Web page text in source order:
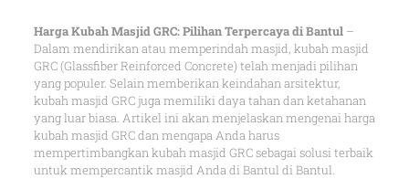
Harga Kubah Masjid GRC: Pilihan Terpercaya di Bantul–
Dalam mendirikan atau memperindah masjid, kubah masjid
GRC (Glassfiber Reinforced Concrete) telah menjadi pilihan
yang populer. Selain memberikan keindahan arsitektur,
kubah masjid GRC juga memiliki daya tahan dan ketahanan
yang luar biasa. Artikel ini akan menjelaskan mengenai harga
kubah masjid GRC dan mengapa Anda harus
mempertimbangkan kubah masjid GRC sebagai solusi terbaik
untuk mempercantik masjid Anda di Bantul di Bantul.